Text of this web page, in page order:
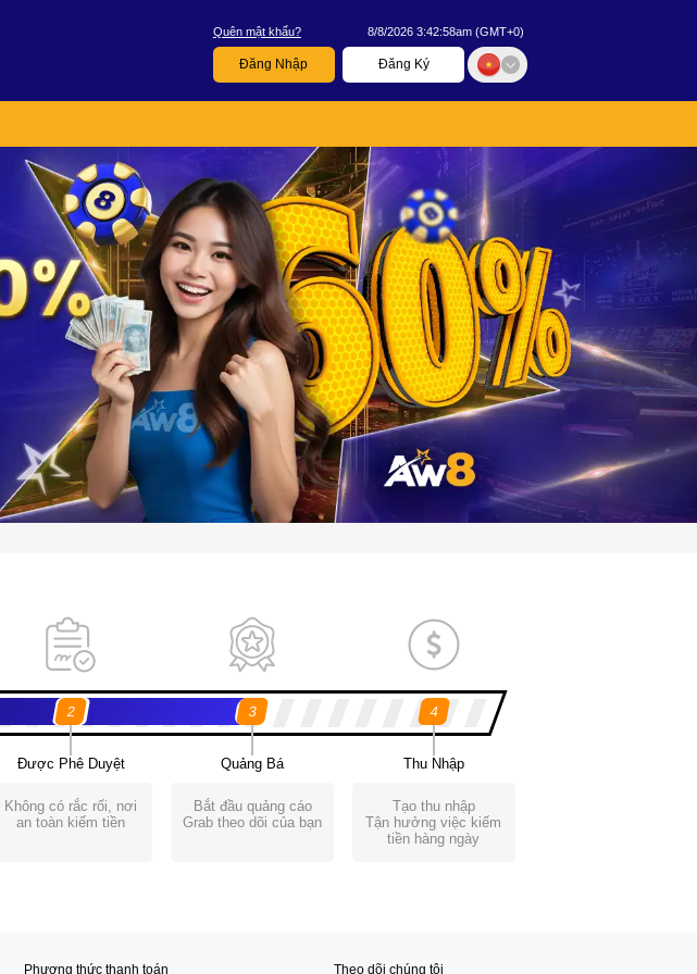
Quên mật khẩu? 8/8/2026 3:42:59am (GMT+0)
Đăng Nhập Đăng Ký
2 3 4
Được Phê Duyệt Quảng Bá Thu Nhập
Không có rắc rối, nơi
an toàn kiếm tiền
Bắt đầu quảng cáo
Grab theo dõi của bạn
Tạo thu nhập
Tận hưởng việc kiếm
tiền hàng ngày
Phương thức thanh toán Theo dõi chúng tôi